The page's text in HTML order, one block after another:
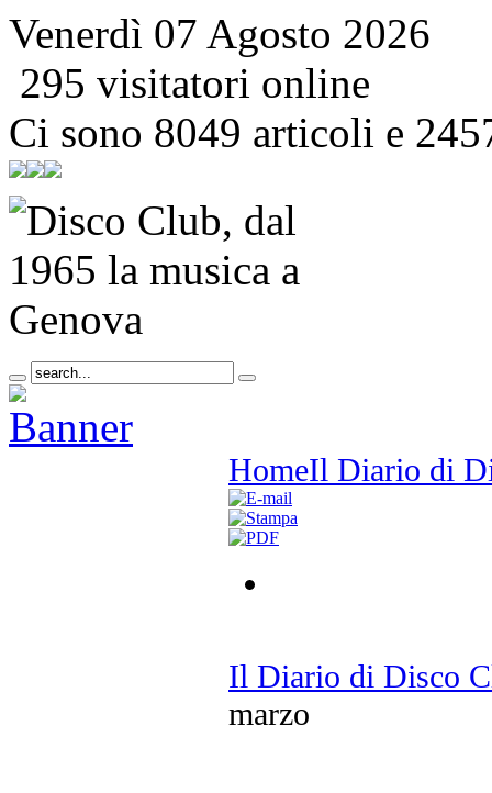
Venerdì 07 Agosto 2026
295 visitatori online
Ci sono 8049 articoli e
HomeIl Diario di
Il Diario di Disco
marzo